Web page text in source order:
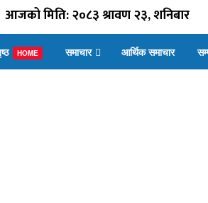
आजको मिति: २०८३ श्रावण २३, शनिबार
HOME समाचार आर्थिक समाचार